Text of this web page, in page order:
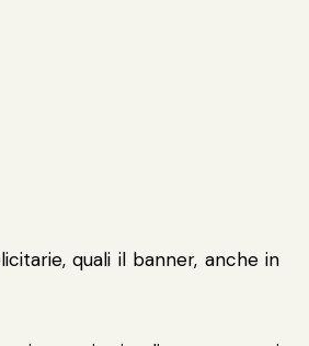
quali il banner, anche in